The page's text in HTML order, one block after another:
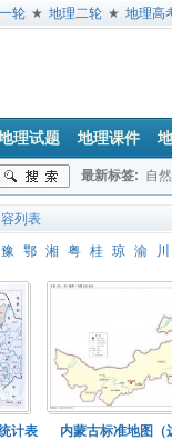
轮 ★ 地理二轮 ★ 地理高
理试题 地理课件
最新标签: 自
列表
豫 鄂 湘 粤 桂 琼 渝 川
计表
内蒙古标准地图（